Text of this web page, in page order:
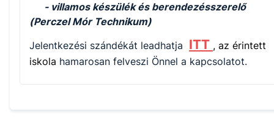
- villamos készülék és berendezésszerelő
(Perczel Mór Technikum)
Jelentkezési szándékát leadhatja ITT , az érintett
iskola hamarosan felveszi Önnel a kapcsolatot.